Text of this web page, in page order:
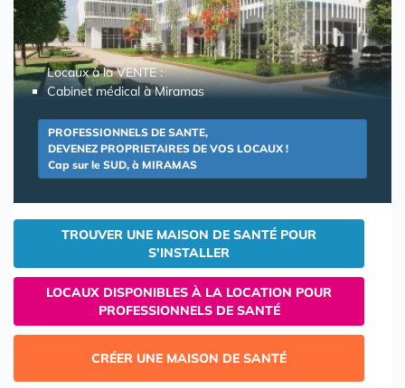
Locaux à la VENTE :
Cabinet médical à Miramas
PROFESSIONNELS DE SANTE,
DEVENEZ PROPRIETAIRES DE VOS LOCAUX !
Cap sur le SUD, à MIRAMAS
TROUVER UNE MAISON DE SANTÉ POUR
S'INSTALLER
LOCAUX DISPONIBLES À LA LOCATION POUR
PROFESSIONNELS DE SANTÉ
CRÉER UNE MAISON DE SANTÉ